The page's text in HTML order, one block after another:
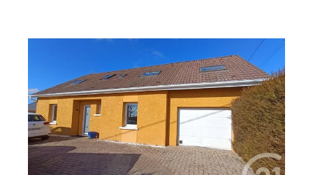
, 7 pièces
Ref : 33751
Maison à vendre
252 000 €